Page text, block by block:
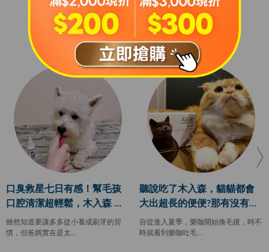
奴才使用見証
奴才使用見證
口臭救星七日有感！幫毛孩
口腔清潔超輕鬆，木入森 Mo
reson 犬寶固齒麗口滴劑
雖然知道要讓多多從小養成刷牙的習
慣，但爸媽實在是太...
聽說吃了木入森，貓貓都會
大出超長的便便?那有沒有貓
也跟著變長的八卦？
自從進入夏季，樂咖開始換毛後，時不
時就看到樂咖吐毛...